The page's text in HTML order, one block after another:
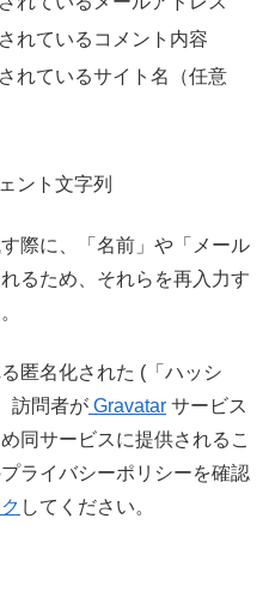
れているコメント内容
れているサイト名（任意
ント文字列
際に、「名前」や「メール
るため、それらを再入力す
匿名化された (「ハッシ
訪問者が Gravatar サービス
同サービスに提供されるこ
ライバシーポリシーを確認
してください。